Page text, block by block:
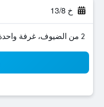
خ 13/8
2 من الضيوف، غرفة واحدة